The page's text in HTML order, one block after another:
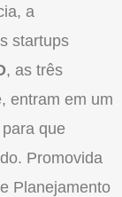
a
startups
, as três
entram em um
que
Promovida
Planejamento